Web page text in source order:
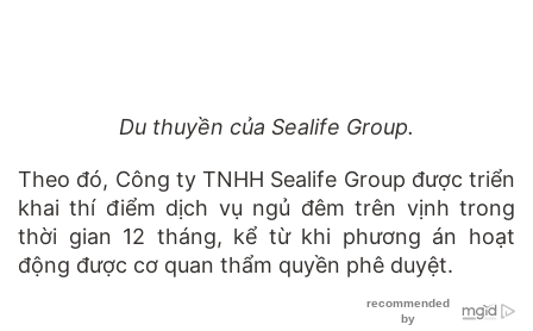
Du thuyền của Sealife Group.
Theo đó, Công ty TNHH Sealife Group được triển
khai thí điểm dịch vụ ngủ đêm trên vịnh trong
thời gian 12 tháng, kể từ khi phương án hoạt
động được cơ quan thẩm quyền phê duyệt.